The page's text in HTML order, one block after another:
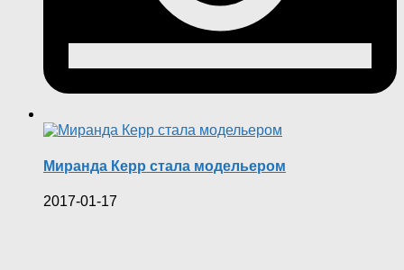
Миранда Керр стала модельером
2017-01-17